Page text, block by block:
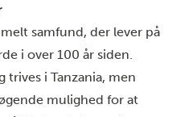
samfund, der lever på
i over 100 år siden.
trives i Tanzania, men
mulighed for at